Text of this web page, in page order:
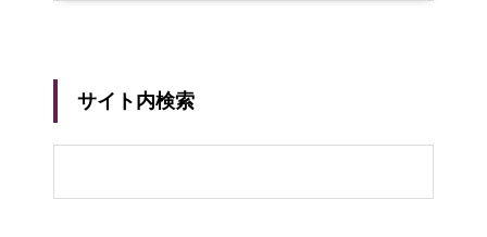
サイト内検索